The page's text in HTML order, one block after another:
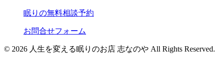
眠りの無料相談予約
お問合せフォーム
© 2026 人生を変える眠りのお店 志なのや All Rights Reserved.